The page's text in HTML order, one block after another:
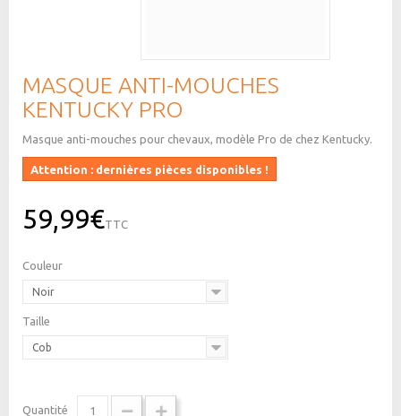
MASQUE ANTI-MOUCHES
KENTUCKY PRO
Masque anti-mouches pour chevaux, modèle Pro de chez Kentucky.
Attention : dernières pièces disponibles !
59,99€TTC
Couleur
Noir
Taille
Cob
Quantité